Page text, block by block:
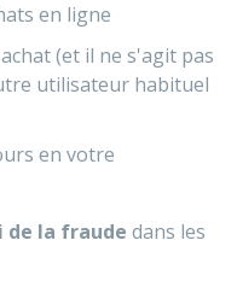
en ligne
(et il ne s'agit pas
utilisateur habituel
en votre
de la fraude dans les